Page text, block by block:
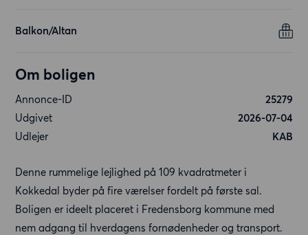
Balkon/Altan
Om boligen
Annonce-ID
25279
Udgivet
2026-07-04
Udlejer
KAB
Denne rummelige lejlighed på 109 kvadratmeter i
Kokkedal byder på fire værelser fordelt på første sal.
Boligen er ideelt placeret i Fredensborg kommune med
nem adgang til hverdagens fornødenheder og transport.